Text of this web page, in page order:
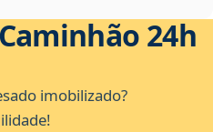
24h
imobilizado?